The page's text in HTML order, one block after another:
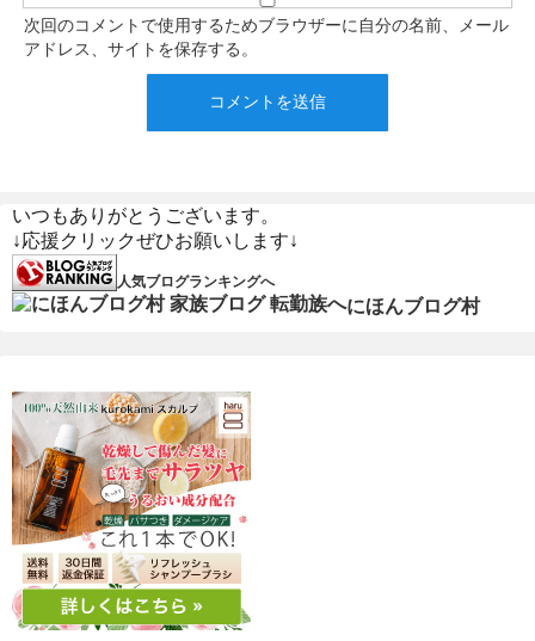
次回のコメントで使用するためブラウザーに自分の名前、メール
アドレス、サイトを保存する。
いつもありがとうございます。
↓応援クリックぜひお願いします↓
人気ブログランキングへ
にほんブログ村